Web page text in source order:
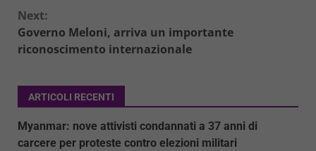
Next:
Governo Meloni, arriva un importante
riconoscimento internazionale
ARTICOLI RECENTI
Myanmar: nove attivisti condannati a 37 anni di
carcere per proteste contro elezioni militari